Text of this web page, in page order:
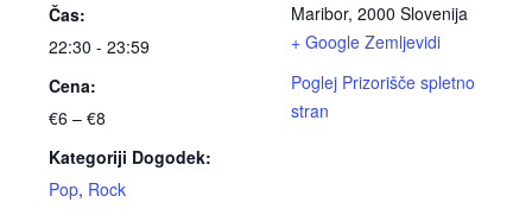
Čas:
22:30 - 23:59
Cena:
€6 – €8
Kategoriji Dogodek:
Pop, Rock
Maribor, 2000 Slovenija
+ Google Zemljevidi
Poglej Prizorišče spletno
stran